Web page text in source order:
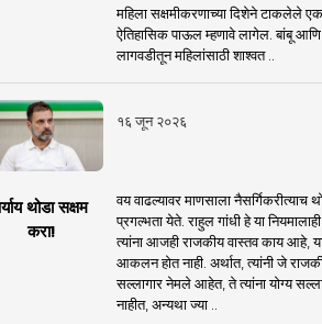
महिला सक्षमीकरणाच्या दिशेने टाकलेले एक
ऐतिहासिक पाऊल म्हणावे लागेल. बांबू आणि
लागवडीतून महिलांसाठी शाश्वत ..
१६ जून २०२६
थोडा सक्षम
करा!
वय वाढल्यावर माणसाला नैसर्गिकरीत्याच
प्रगल्भता येते. राहुल गांधी हे या
त्यांना आजही राजकीय वास्तव काय आहे,
आकलन होत नाही. अर्थात, त्यांनी जे
सल्लागार नेमले आहेत, ते त्यांना योग्य
नाहीत, अन्यथा ज्या ..